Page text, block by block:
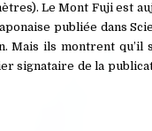
Le Mont Fuji est
publiée dans
Mais ils montrent qu’il
signataire de la